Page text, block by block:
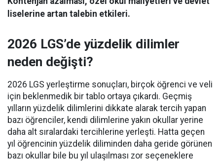
liselerine artan talebin etkileri.
2026 LGS’de yüzdelik dilimler
neden değişti?
2026 LGS yerleştirme sonuçları, birçok öğrenci ve veli
için beklenmedik bir tablo ortaya çıkardı. Geçmiş
yılların yüzdelik dilimlerini dikkate alarak tercih yapan
bazı öğrenciler, kendi dilimlerine yakın okullar yerine
daha alt sıralardaki tercihlerine yerleşti. Hatta geçen
yıl öğrencinin yüzdelik diliminden daha geride görünen
bazı okullar bile bu yıl ulaşılması zor seçeneklere